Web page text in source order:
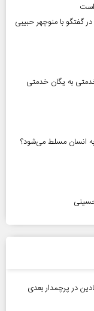
گفتگو با منوچهر حبیبی
به یگان خدمتی
بنیادین در پرچمدار بعدی